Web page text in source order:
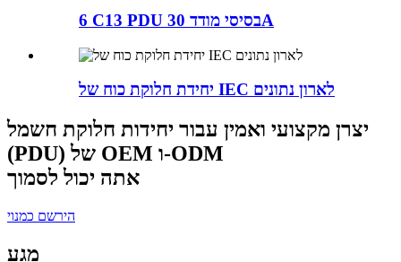
6 C13 PDU בסיסי מודד 30A
יחידת חלוקת כוח של IEC לארון נתונים
יצרן מקצועי ואמין עבור יחידות חלוקת חשמל
(PDU) של OEM ו-ODM
אתה יכול לסמוך
הירשם כמנוי
מַגָע